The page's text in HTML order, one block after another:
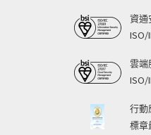
資通
ISO/
雲端
ISO/
行動
標章